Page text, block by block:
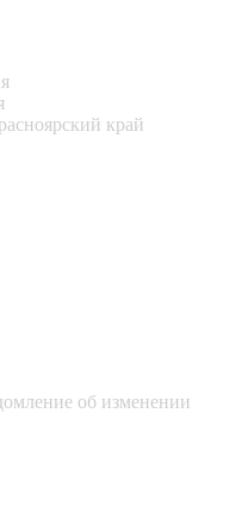
край
об изменении